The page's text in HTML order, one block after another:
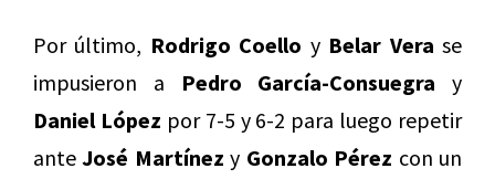
Por último, Rodrigo Coello y Belar Vera se
impusieron a Pedro García-Consuegra y
Daniel López por 7-5 y 6-2 para luego repetir
anteJosé Martínez y Gonzalo Pérez con un